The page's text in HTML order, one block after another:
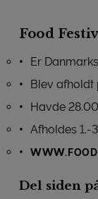
Food
Er
Blev afholdt
Havde
Afholdes 1.-
Del siden